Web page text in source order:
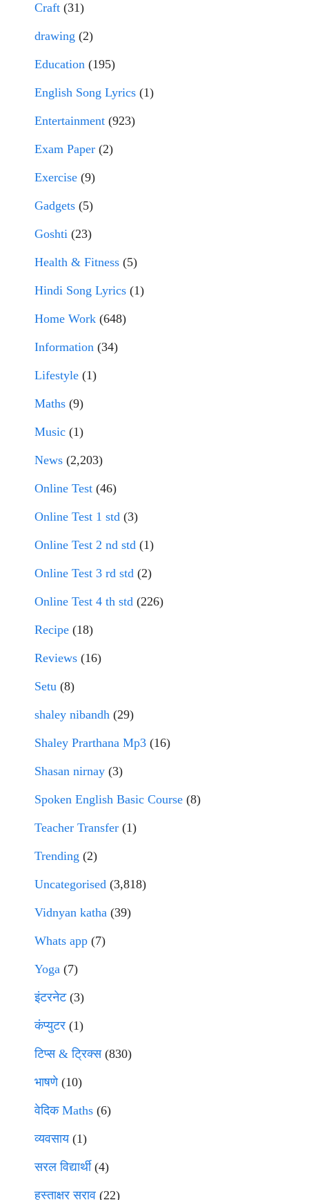
Craft (31)
drawing (2)
Education (195)
English Song Lyrics (1)
Entertainment (923)
Exam Paper (2)
Exercise (9)
Gadgets (5)
Goshti (23)
Health & Fitness (5)
Hindi Song Lyrics (1)
Home Work (648)
Information (34)
Lifestyle (1)
Maths (9)
Music (1)
News (2,203)
Online Test (46)
Online Test 1 std (3)
Online Test 2 nd std (1)
Online Test 3 rd std (2)
Online Test 4 th std (226)
Recipe (18)
Reviews (16)
Setu (8)
shaley nibandh (29)
Shaley Prarthana Mp3 (16)
Shasan nirnay (3)
Spoken English Basic Course (8)
Teacher Transfer (1)
Trending (2)
Uncategorised (3,818)
Vidnyan katha (39)
Whats app (7)
Yoga (7)
इंटरनेट(3)
कंप्युटर (1)
टिप्स & ट्रिक्स(830)
भाषणे(10)
वेदिक Maths (6)
व्यवसाय(1)
सरल विद्यार्थी(4)
हस्ताक्षर सराव (22)